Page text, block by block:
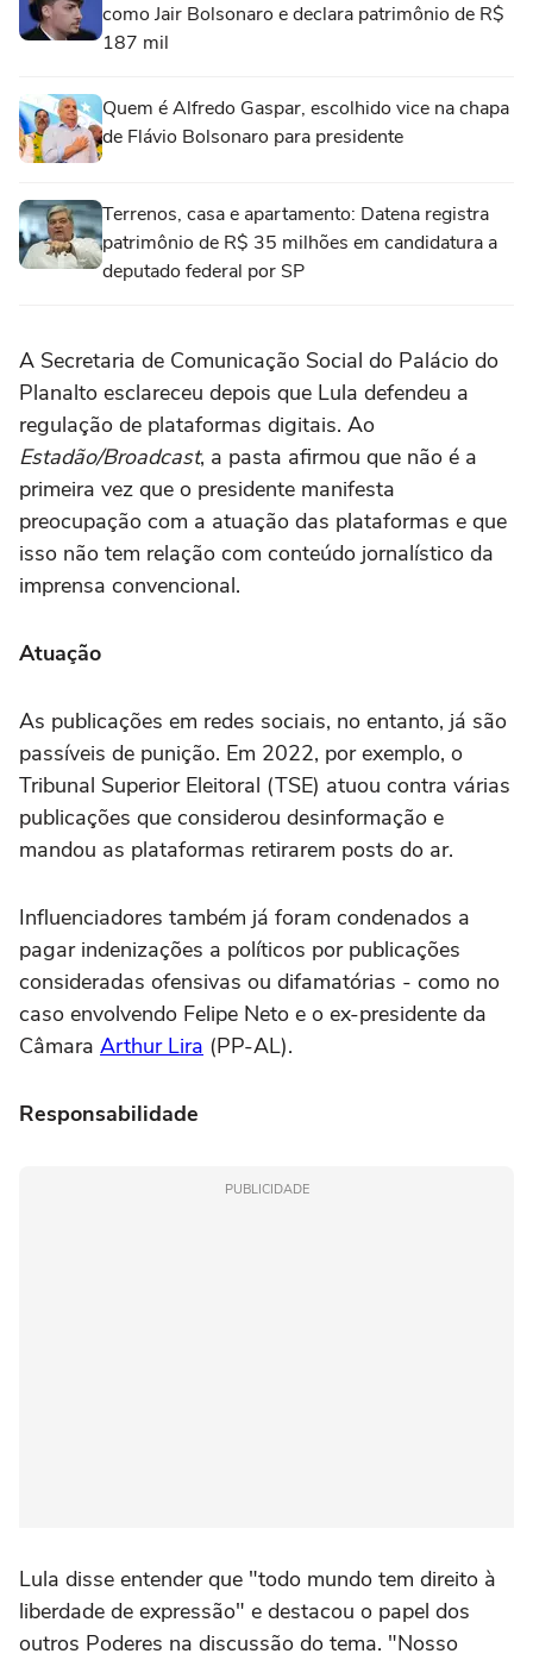
como Jair Bolsonaro e declara patrimônio de R$
187 mil
Quem é Alfredo Gaspar, escolhido vice na chapa
de Flávio Bolsonaro para presidente
Terrenos, casa e apartamento: Datena registra
patrimônio de R$ 35 milhões em candidatura a
deputado federal por SP
A Secretaria de Comunicação Social do Palácio do
Planalto esclareceu depois que Lula defendeu a
regulação de plataformas digitais. Ao
Estadão/Broadcast, a pasta afirmou que não é a
primeira vez que o presidente manifesta
preocupação com a atuação das plataformas e que
isso não tem relação com conteúdo jornalístico da
imprensa convencional.
Atuação
As publicações em redes sociais, no entanto, já são
passíveis de punição. Em 2022, por exemplo, o
Tribunal Superior Eleitoral (TSE) atuou contra várias
publicações que considerou desinformação e
mandou as plataformas retirarem posts do ar.
Influenciadores também já foram condenados a
pagar indenizações a políticos por publicações
consideradas ofensivas ou difamatórias - como no
caso envolvendo Felipe Neto e o ex-presidente da
Câmara Arthur Lira (PP-AL).
Responsabilidade
PUBLICIDADE
Lula disse entender que "todo mundo tem direito à
liberdade de expressão" e destacou o papel dos
outros Poderes na discussão do tema. "Nosso